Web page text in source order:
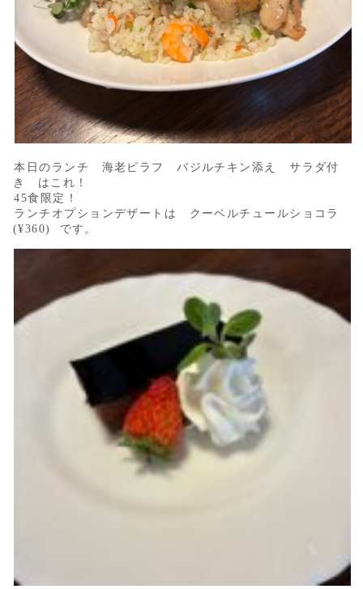
本日のランチ 海老ピラフ バジルチキン添え サラダ付
き はこれ！
45食限定！
ランチオプションデザートは クーベルチュールショコラ
(¥360) です。